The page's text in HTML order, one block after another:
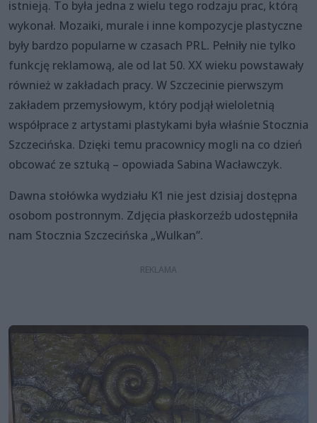
istnieją. To była jedna z wielu tego rodzaju prac, którą
wykonał. Mozaiki, murale i inne kompozycje plastyczne
były bardzo popularne w czasach PRL. Pełniły nie tylko
funkcję reklamową, ale od lat 50. XX wieku powstawały
również w zakładach pracy. W Szczecinie pierwszym
zakładem przemysłowym, który podjął wieloletnią
współprace z artystami plastykami była właśnie Stocznia
Szczecińska. Dzięki temu pracownicy mogli na co dzień
obcować ze sztuką – opowiada Sabina Wacławczyk.
Dawna stołówka wydziału K1 nie jest dzisiaj dostępna
osobom postronnym. Zdjęcia płaskorzeźb udostępniła
nam Stocznia Szczecińska „Wulkan”.